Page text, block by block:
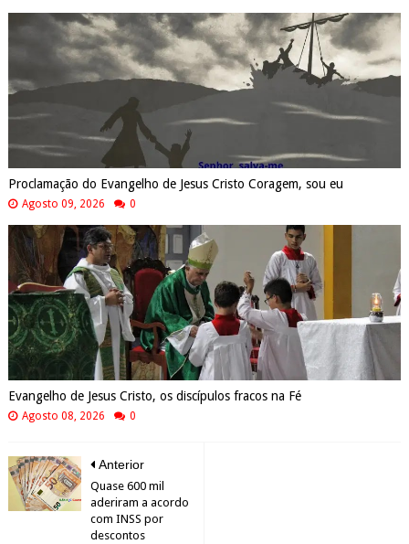
Proclamação do Evangelho de Jesus Cristo Coragem, sou eu
Agosto 09, 2026 0
Evangelho de Jesus Cristo, os discípulos fracos na Fé
Agosto 08, 2026 0
Anterior
Quase 600 mil
aderiram a acordo
com INSS por
descontos